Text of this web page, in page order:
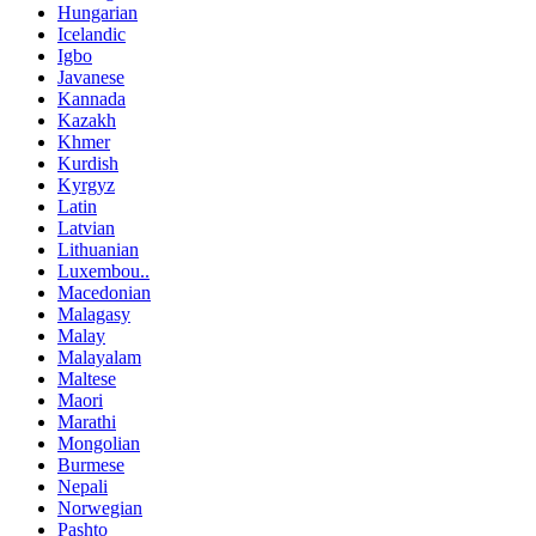
Hungarian
Icelandic
Igbo
Javanese
Kannada
Kazakh
Khmer
Kurdish
Kyrgyz
Latin
Latvian
Lithuanian
Luxembou..
Macedonian
Malagasy
Malay
Malayalam
Maltese
Maori
Marathi
Mongolian
Burmese
Nepali
Norwegian
Pashto